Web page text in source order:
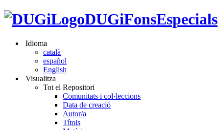
DUGiFonsEspecials
Idioma
català
español
English
Visualitza
Tot el Repositori
Comunitats i col·leccions
Data de creació
Autor/a
Títols